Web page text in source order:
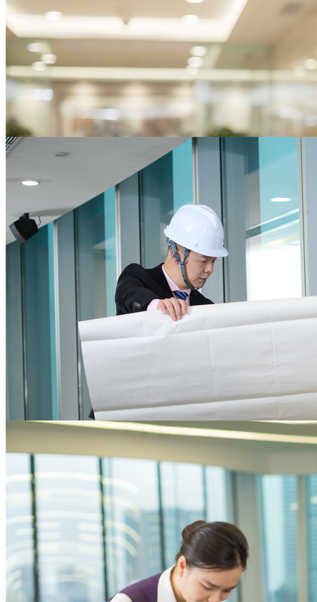
为企业核心业务发展保驾护航
提供一站式的行政后勤服务，降低后勤运营资
本，增进员工满意度
为企业聚焦核心业务提供全方位支撑
大型企业